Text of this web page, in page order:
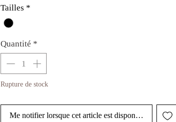
Tailles *
Quantité *
Rupture de stock
Me notifier lorsque cet article est disponible